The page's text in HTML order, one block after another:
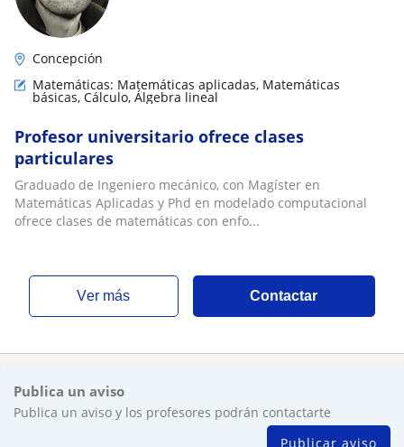
Concepción
Matemáticas: Matemáticas aplicadas, Matemáticas
básicas, Cálculo, Álgebra lineal
Profesor universitario ofrece clases
particulares
Graduado de Ingeniero mecánico, con Magíster en
Matemáticas Aplicadas y Phd en modelado computacional
ofrece clases de matemáticas con enfo...
ver más Contactar
Publica un aviso
Publica un aviso y los profesores podrán contactarte
Publicar aviso